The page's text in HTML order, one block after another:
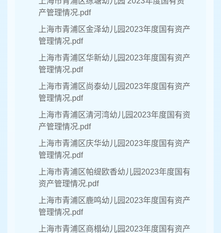
产管理情况.pdf
上海市青浦区金泽幼儿园2023年度国有资产
管理情况.pdf
上海市青浦区华新幼儿园2023年度国有资产
管理情况.pdf
上海市青浦区尚泰幼儿园2023年度国有资产
管理情况.pdf
上海市青浦区清河湾幼儿园2023年度国有资
产管理情况.pdf
上海市青浦区庆华幼儿园2023年度国有资产
管理情况.pdf
上海市青浦区帕缇欧香幼儿园2023年度国有
资产管理情况.pdf
上海市青浦区鹿鸣幼儿园2023年度国有资产
管理情况.pdf
上海市青浦区商榻幼儿园2023年度国有资产